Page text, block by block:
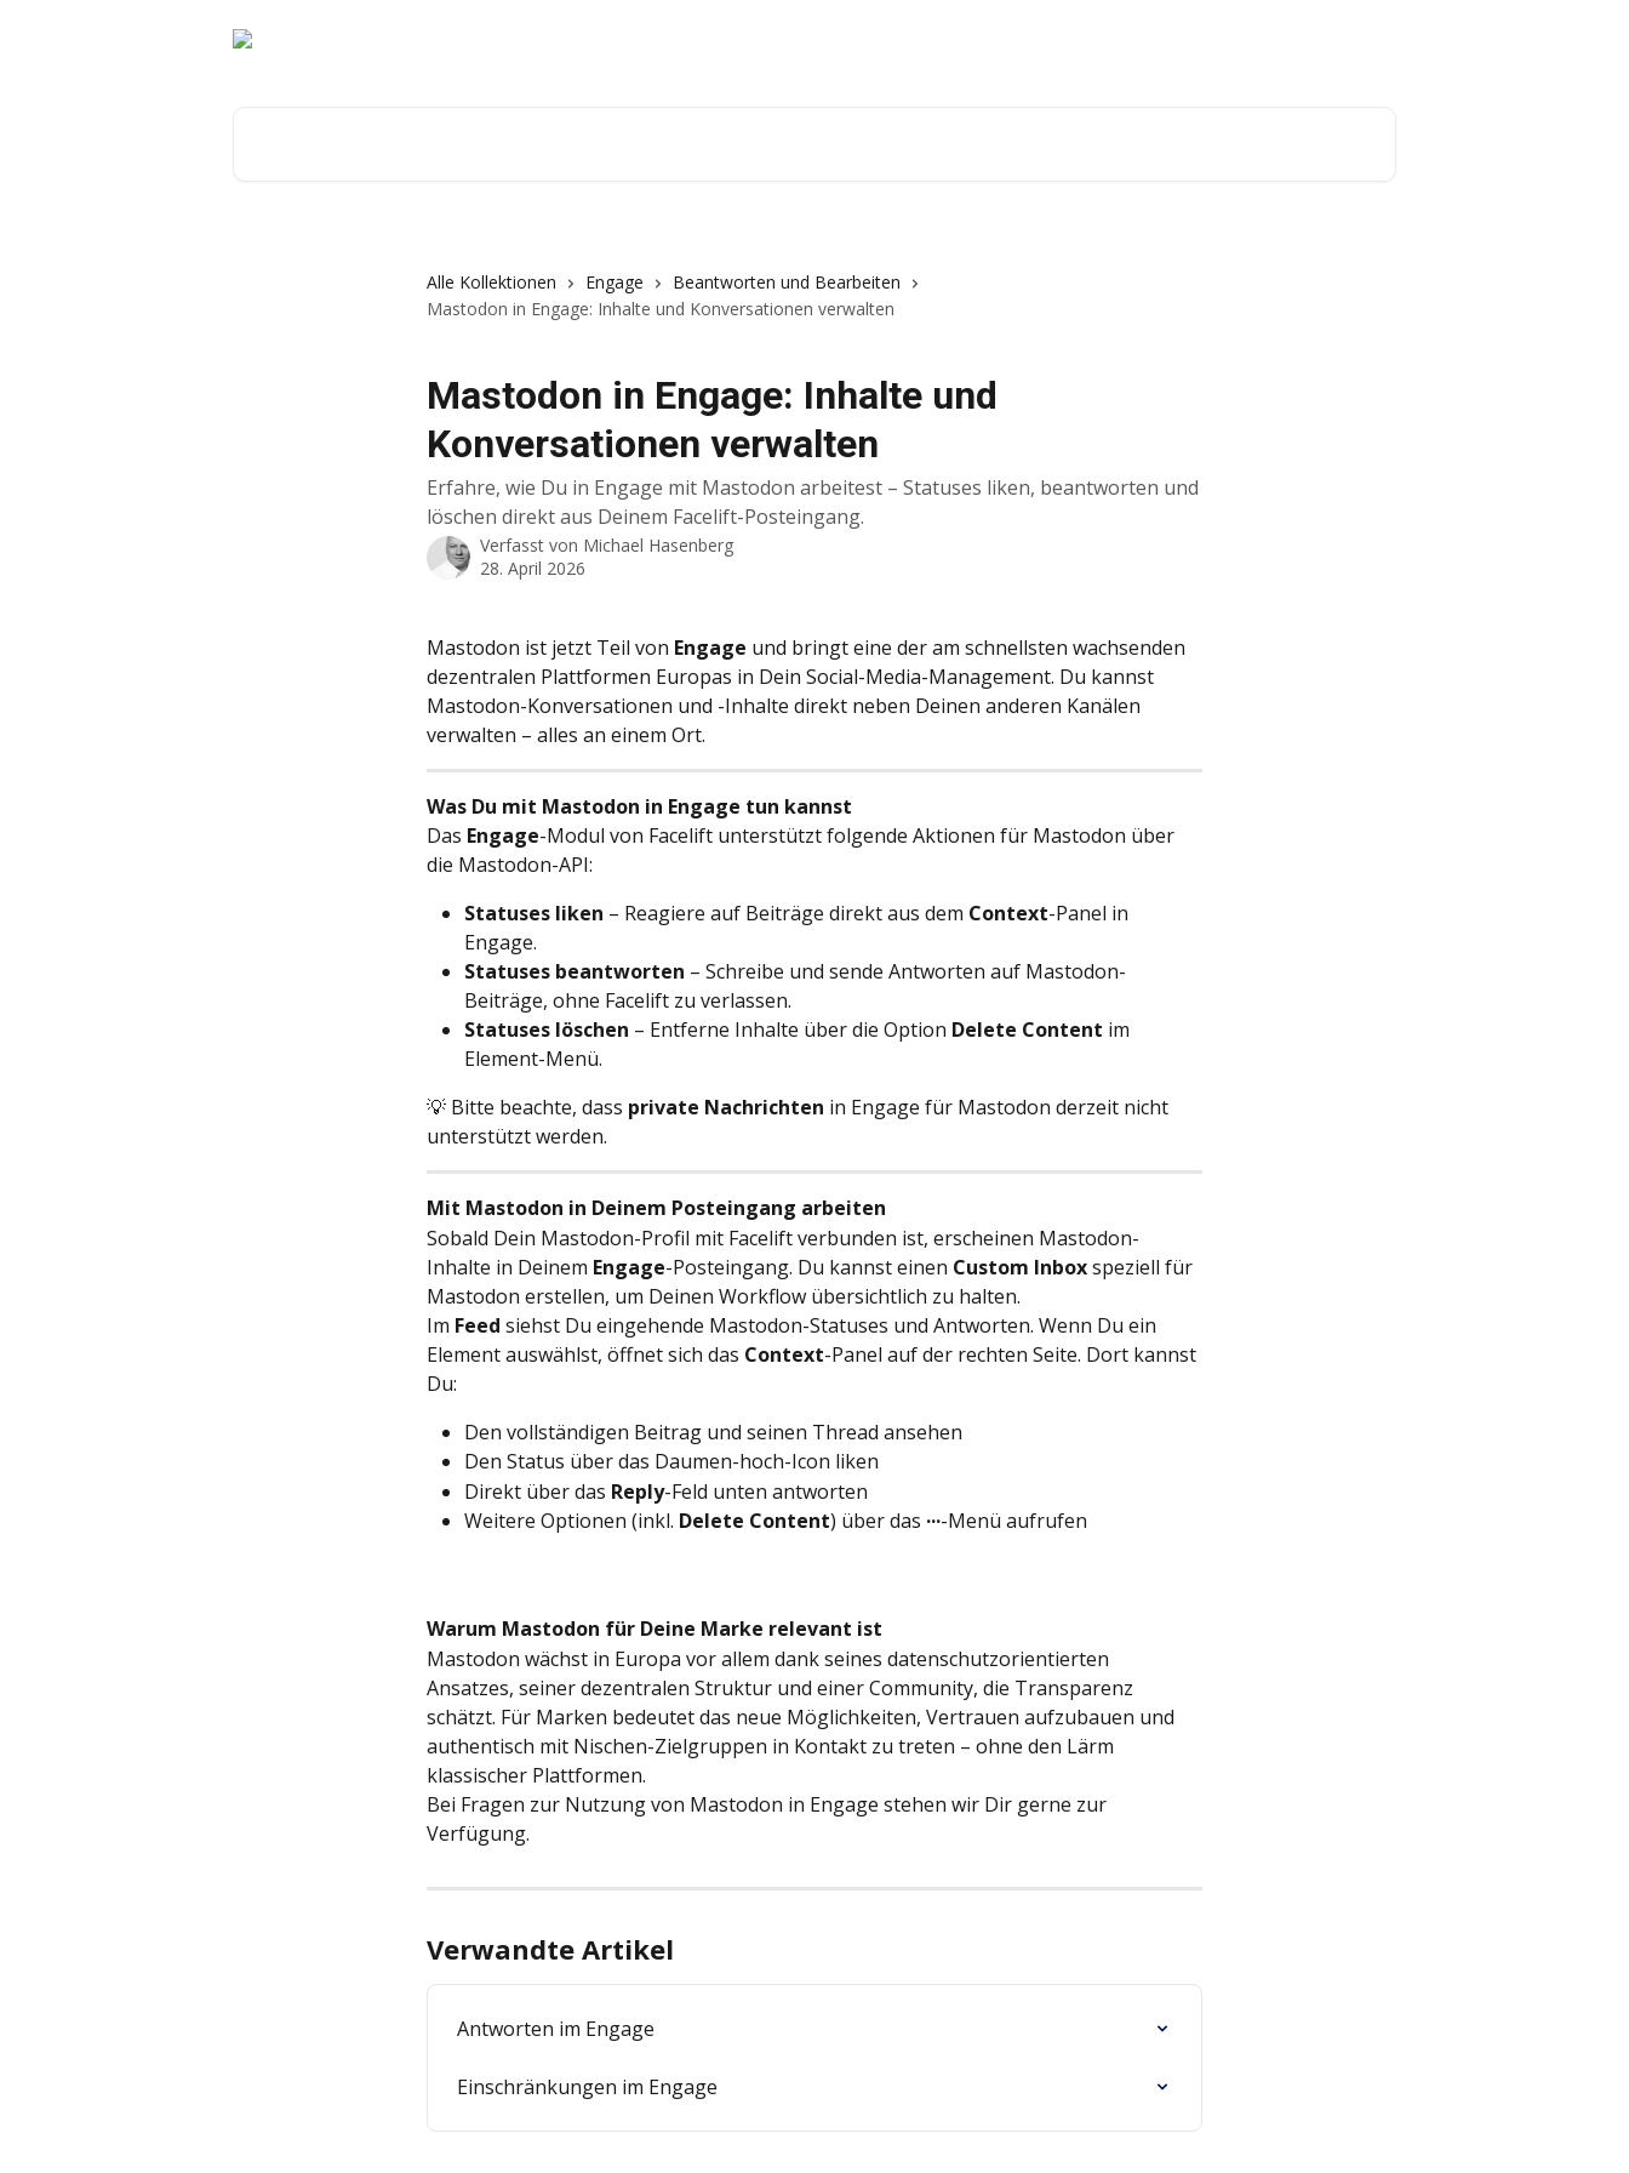
Alle Kollektionen Engage
Beantworten und Bearbeiten
Mastodon in Engage: Inhalte und Konversationen verwalten
Mastodon in Engage: Inhalte und
Konversationen verwalten
Erfahre, wie Du in Engage mit Mastodon arbeitest – Statuses liken, beantworten und
löschen direkt aus Deinem Facelift-Posteingang.
Verfasst von Michael Hasenberg
28. April 2026
Mastodon ist jetzt Teil von Engage und bringt eine der am schnellsten wachsenden
dezentralen Plattformen Europas in Dein Social-Media-Management. Du kannst
Mastodon-Konversationen und -Inhalte direkt neben Deinen anderen Kanälen
verwalten – alles an einem Ort.
Was Du mit Mastodon in Engage tun kannst
Das Engage-Modul von Facelift unterstützt folgende Aktionen für Mastodon über
die Mastodon-API:
Statuses liken – Reagiere auf Beiträge direkt aus dem Context-Panel in
Engage.
Statuses beantworten – Schreibe und sende Antworten auf Mastodon-
Beiträge, ohne Facelift zu verlassen.
Statuses löschen – Entferne Inhalte über die Option Delete Content im
Element-Menü.
💡 Bitte beachte, dass private Nachrichten in Engage für Mastodon derzeit nicht
unterstützt werden.
Mit Mastodon in Deinem Posteingang arbeiten
Sobald Dein Mastodon-Profil mit Facelift verbunden ist, erscheinen Mastodon-
Inhalte in Deinem Engage-Posteingang. Du kannst einen Custom Inbox speziell für
Mastodon erstellen, um Deinen Workflow übersichtlich zu halten.
Im Feed siehst Du eingehende Mastodon-Statuses und Antworten. Wenn Du ein
Element auswählst, öffnet sich das Context-Panel auf der rechten Seite. Dort kannst
Du:
Den vollständigen Beitrag und seinen Thread ansehen
Den Status über das Daumen-hoch-Icon liken
Direkt über das Reply-Feld unten antworten
Weitere Optionen (inkl. Delete Content) über das ···-Menü aufrufen
Warum Mastodon für Deine Marke relevant ist
Mastodon wächst in Europa vor allem dank seines datenschutzorientierten
Ansatzes, seiner dezentralen Struktur und einer Community, die Transparenz
schätzt. Für Marken bedeutet das neue Möglichkeiten, Vertrauen aufzubauen und
authentisch mit Nischen-Zielgruppen in Kontakt zu treten – ohne den Lärm
klassischer Plattformen.
Bei Fragen zur Nutzung von Mastodon in Engage stehen wir Dir gerne zur
Verfügung.
Verwandte Artikel
Antworten im Engage
Einschränkungen im Engage